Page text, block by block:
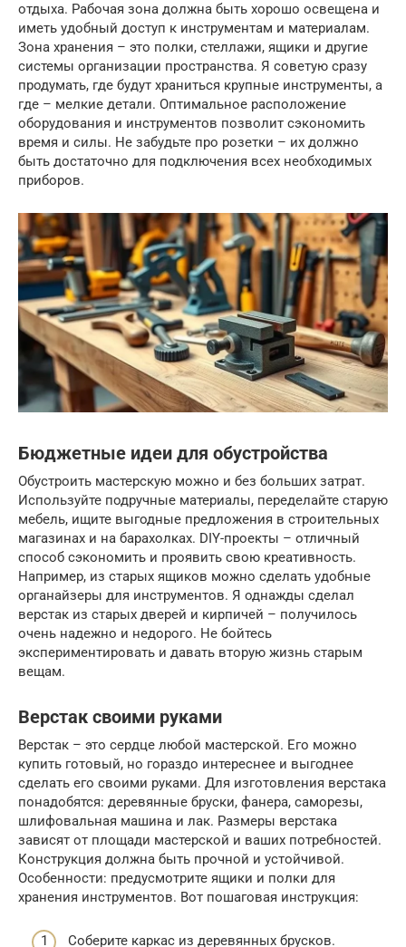
отдыха. Рабочая зона должна быть хорошо освещена и
иметь удобный доступ к инструментам и материалам.
Зона хранения – это полки, стеллажи, ящики и другие
системы организации пространства. Я советую сразу
продумать, где будут храниться крупные инструменты, а
где – мелкие детали. Оптимальное расположение
оборудования и инструментов позволит сэкономить
время и силы. Не забудьте про розетки – их должно
быть достаточно для подключения всех необходимых
приборов.
Бюджетные идеи для обустройства
Обустроить мастерскую можно и без больших затрат.
Используйте подручные материалы, переделайте старую
мебель, ищите выгодные предложения в строительных
магазинах и на барахолках. DIY-проекты – отличный
способ сэкономить и проявить свою креативность.
Например, из старых ящиков можно сделать удобные
органайзеры для инструментов. Я однажды сделал
верстак из старых дверей и кирпичей – получилось
очень надежно и недорого. Не бойтесь
экспериментировать и давать вторую жизнь старым
вещам.
Верстак своими руками
Верстак – это сердце любой мастерской. Его можно
купить готовый, но гораздо интереснее и выгоднее
сделать его своими руками. Для изготовления верстака
понадобятся: деревянные бруски, фанера, саморезы,
шлифовальная машина и лак. Размеры верстака
зависят от площади мастерской и ваших потребностей.
Конструкция должна быть прочной и устойчивой.
Особенности: предусмотрите ящики и полки для
хранения инструментов. Вот пошаговая инструкция:
Соберите каркас из деревянных брусков.